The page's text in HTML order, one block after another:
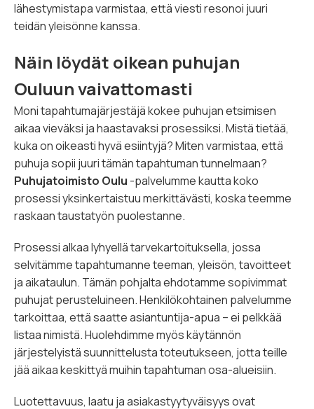
lähestymistapa varmistaa, että viesti resonoi juuri
teidän yleisönne kanssa.
Näin löydät oikean puhujan
Ouluun vaivattomasti
Moni tapahtumajärjestäjä kokee puhujan etsimisen
aikaa vieväksi ja haastavaksi prosessiksi. Mistä tietää,
kuka on oikeasti hyvä esiintyjä? Miten varmistaa, että
puhuja sopii juuri tämän tapahtuman tunnelmaan?
Puhujatoimisto Oulu -palvelumme kautta koko
prosessi yksinkertaistuu merkittävästi, koska teemme
raskaan taustatyön puolestanne.
Prosessi alkaa lyhyellä tarvekartoituksella, jossa
selvitämme tapahtumanne teeman, yleisön, tavoitteet
ja aikataulun. Tämän pohjalta ehdotamme sopivimmat
puhujat perusteluineen. Henkilökohtainen palvelumme
tarkoittaa, että saatte asiantuntija-apua – ei pelkkää
listaa nimistä. Huolehdimme myös käytännön
järjestelyistä suunnittelusta toteutukseen, jotta teille
jää aikaa keskittyä muihin tapahtuman osa-alueisiin.
Luotettavuus, laatu ja asiakastyytyväisyys ovat